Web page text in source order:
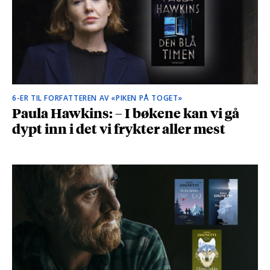
6-ER TIL FORFATTEREN AV «PIKEN PÅ TOGET»
Paula Hawkins: – I bøkene kan vi gå
dypt inn i det vi frykter aller mest